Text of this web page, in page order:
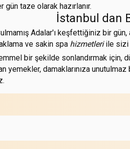
taze olarak hazırlanır.
İstanbul dan
Adalar'ı keşfettiğiniz bir
ve sakin spa hizmetleriile sizi
bir şekilde sonlandırmak için,
yemekler, damaklarınıza